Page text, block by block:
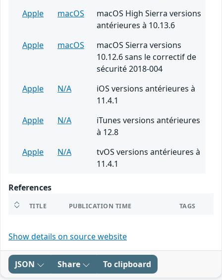
Apple
macOS
macOS High Sierra versions
antérieures à 10.13.6
Apple
macOS
macOS Sierra versions
10.12.6 sans le correctif de
sécurité 2018-004
Apple
N/A
iOS versions antérieures à
11.4.1
Apple
N/A
iTunes versions antérieures
à 12.8
Apple
N/A
tvOS versions antérieures à
11.4.1
References
TITLE PUBLICATION TIME TAGS
Show details on source website
JSON Share To clipboard